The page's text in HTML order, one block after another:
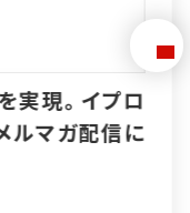
も伸ばす。イ
成に成功。